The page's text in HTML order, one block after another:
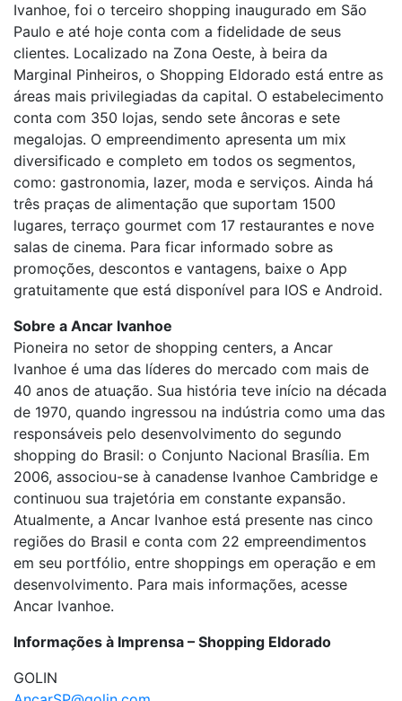
Ivanhoe, foi o terceiro shopping inaugurado em São
Paulo e até hoje conta com a fidelidade de seus
clientes. Localizado na Zona Oeste, à beira da
Marginal Pinheiros, o Shopping Eldorado está entre as
áreas mais privilegiadas da capital. O estabelecimento
conta com 350 lojas, sendo sete âncoras e sete
megalojas. O empreendimento apresenta um mix
diversificado e completo em todos os segmentos,
como: gastronomia, lazer, moda e serviços. Ainda há
três praças de alimentação que suportam 1500
lugares, terraço gourmet com 17 restaurantes e nove
salas de cinema. Para ficar informado sobre as
promoções, descontos e vantagens, baixe o App
gratuitamente que está disponível para IOS e Android.
Sobre a Ancar Ivanhoe
Pioneira no setor de shopping centers, a Ancar
Ivanhoe é uma das líderes do mercado com mais de
40 anos de atuação. Sua história teve início na década
de 1970, quando ingressou na indústria como uma das
responsáveis pelo desenvolvimento do segundo
shopping do Brasil: o Conjunto Nacional Brasília. Em
2006, associou-se à canadense Ivanhoe Cambridge e
continuou sua trajetória em constante expansão.
Atualmente, a Ancar Ivanhoe está presente nas cinco
regiões do Brasil e conta com 22 empreendimentos
em seu portfólio, entre shoppings em operação e em
desenvolvimento. Para mais informações, acesse
Ancar Ivanhoe.
Informações à Imprensa – Shopping Eldorado
GOLIN